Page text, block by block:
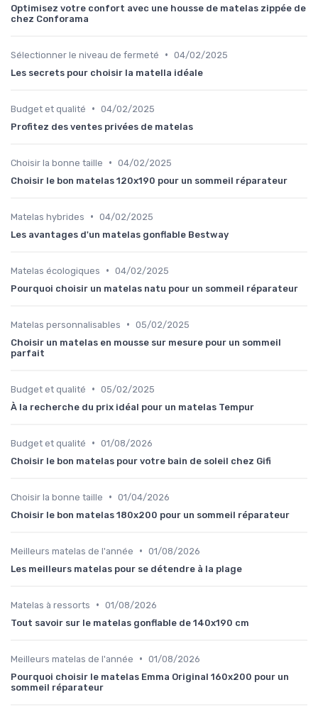
Optimisez votre confort avec une housse de matelas zippée de
chez Conforama
Sélectionner le niveau de fermeté • 04/02/2025
Les secrets pour choisir la matella idéale
Budget et qualité • 04/02/2025
Profitez des ventes privées de matelas
Choisir la bonne taille • 04/02/2025
Choisir le bon matelas 120x190 pour un sommeil réparateur
Matelas hybrides • 04/02/2025
Les avantages d'un matelas gonflable Bestway
Matelas écologiques • 04/02/2025
Pourquoi choisir un matelas natu pour un sommeil réparateur
Matelas personnalisables • 05/02/2025
Choisir un matelas en mousse sur mesure pour un sommeil
parfait
Budget et qualité • 05/02/2025
À la recherche du prix idéal pour un matelas Tempur
Budget et qualité • 01/08/2026
Choisir le bon matelas pour votre bain de soleil chez Gifi
Choisir la bonne taille • 01/04/2026
Choisir le bon matelas 180x200 pour un sommeil réparateur
Meilleurs matelas de l'année • 01/08/2026
Les meilleurs matelas pour se détendre à la plage
Matelas à ressorts • 01/08/2026
Tout savoir sur le matelas gonflable de 140x190 cm
Meilleurs matelas de l'année • 01/08/2026
Pourquoi choisir le matelas Emma Original 160x200 pour un
sommeil réparateur